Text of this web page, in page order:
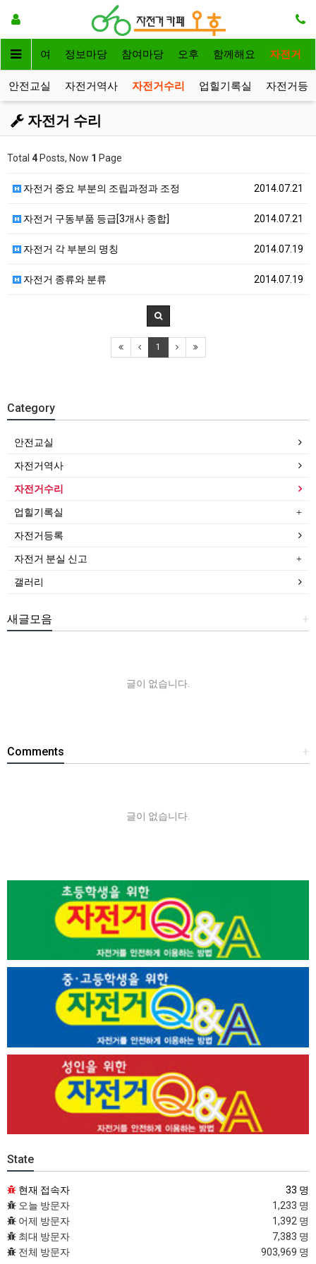
전거대여 정보마당 참여마당 오후 함께해요 자전거
안전교실 자전거역사 자전거수리 업힐기록실 자전거등
자전거 수리
Total 4 Posts, Now 1 Page
2014.07.21
자전거 중요 부분의 조립과정과 조정
2014.07.21
자전거 구동부품 등급[3개사 종합]
2014.07.19
자전거 각 부분의 명칭
2014.07.19
자전거 종류와 분류
1
Category
안전교실
자전거역사
자전거수리
업힐기록실
자전거등록
자전거 분실 신고
갤러리
+
새글모음
글이 없습니다.
+
Comments
글이 없습니다.
State
현재 접속자
33 명
오늘 방문자
1,233 명
어제 방문자
1,392 명
최대 방문자
7,383 명
전체 방문자
903,969 명